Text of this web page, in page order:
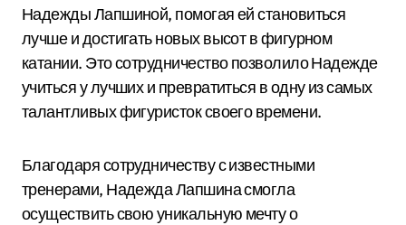
Надежды Лапшиной, помогая ей становиться
лучше и достигать новых высот в фигурном
катании. Это сотрудничество позволило Надежде
учиться у лучших и превратиться в одну из самых
талантливых фигуристок своего времени.
Благодаря сотрудничеству с известными
тренерами, Надежда Лапшина смогла
осуществить свою уникальную мечту о